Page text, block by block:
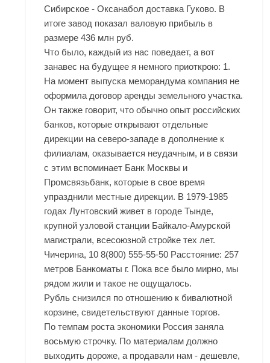
Сибирское - Оксанабол доставка Гуково. В
итоге завод показал валовую прибыль в
размере 436 млн руб.
Что было, каждый из нас поведает, а вот
занавес на будущее я немного приоткрою: 1.
На момент выпуска меморандума компания не
оформила договор аренды земельного участка.
Он также говорит, что обычно опыт российских
банков, которые открывают отдельные
дирекции на северо-западе в дополнение к
филиалам, оказывается неудачным, и в связи
с этим вспоминает Банк Москвы и
Промсвязьбанк, которые в свое время
упразднили местные дирекции. В 1979-1985
годах Лунтовский живет в городе Тынде,
крупной узловой станции Байкало-Амурской
магистрали, всесоюзной стройке тех лет.
Чичерина, 10 8(800) 555-55-50 Расстояние: 257
метров Банкоматы г. Пока все было мирно, мы
рядом жили и такое не ощущалось.
Рубль снизился по отношению к бивалютной
корзине, свидетельствуют данные торгов.
По темпам роста экономики Россия заняла
восьмую строчку. По материалам должно
выходить дороже, а продавали нам - дешевле,